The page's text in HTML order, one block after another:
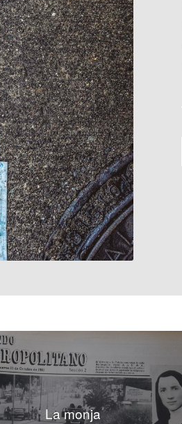
La monja